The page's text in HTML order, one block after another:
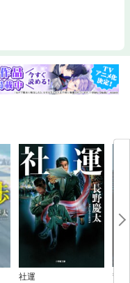
社運
乱